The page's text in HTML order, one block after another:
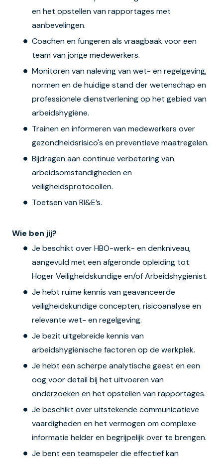
en het opstellen van rapportages met
aanbevelingen.
Coachen en fungeren als vraagbaak voor een
team van jonge medewerkers.
Monitoren van naleving van wet- en regelgeving,
normen en de huidige stand der wetenschap en
professionele dienstverlening op het gebied van
arbeidshygiëne.
Trainen en informeren van medewerkers over
gezondheidsrisico's en preventieve maatregelen.
Bijdragen aan continue verbetering van
arbeidsomstandigheden en
veiligheidsprotocollen.
Toetsen van RI&E’s.
Wie ben jij?
Je beschikt over HBO-werk- en denkniveau,
aangevuld met een afgeronde opleiding tot
Hoger Veiligheidskundige en/of Arbeidshygiënist.
Je hebt ruime kennis van geavanceerde
veiligheidskundige concepten, risicoanalyse en
relevante wet- en regelgeving.
Je bezit uitgebreide kennis van
arbeidshygiënische factoren op de werkplek.
Je hebt een scherpe analytische geest en een
oog voor detail bij het uitvoeren van
onderzoeken en het opstellen van rapportages.
Je beschikt over uitstekende communicatieve
vaardigheden en het vermogen om complexe
informatie helder en begrijpelijk over te brengen.
Je bent een teamspeler die effectief kan